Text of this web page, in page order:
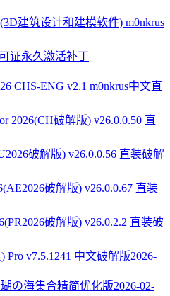
建筑设计和建模软件) m0nkrus
证永久激活补丁
CHS-ENG v2.1 m0nkrus中文直
2026(CH破解版) v26.0.0.50 直
破解版) v26.0.0.56 直装破解
破解版) v26.0.0.67 直装
破解版) v26.0.2.2 直装破
Pro v7.5.1241 中文破解版2026-
の海集合精简优化版2026-02-